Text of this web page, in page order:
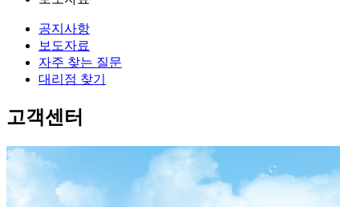
공지사항
보도자료
자주 찾는 질문
대리점 찾기
고객센터